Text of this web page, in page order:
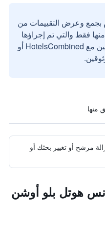
بجمع وعرض التقييمات من
فقط والتي تم إجراؤها
بواسطة مستخدمين حقيقيين مع HotelsCombined أو
مرشح أو تغيير بحثك أو
هوتل بلو أوشن